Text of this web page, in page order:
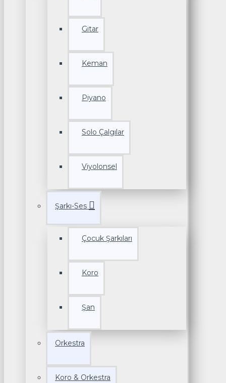
Gitar
Keman
Piyano
Solo Çalgılar
Viyolonsel
Şarkı-Ses
Çocuk Şarkıları
Koro
Şan
Orkestra
Koro & Orkestra